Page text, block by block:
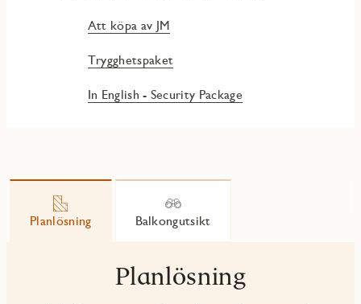
Att köpa av JM
Trygghetspaket
In English - Security Package
Planlösning Balkongutsikt
Planlösning